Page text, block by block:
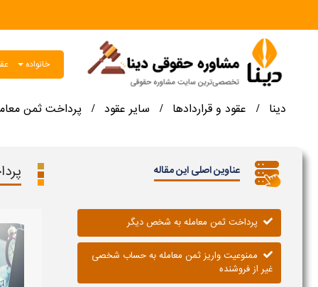
خانواده
دینا / عقود و قراردادها / سایر عقود / پرداخت ثمن
عناوین اصلی این مقاله
پرداخت ثمن معامله به شخص دیگر
ممنوعیت واریز ثمن معامله به حساب شخصی
غیر از فروشنده